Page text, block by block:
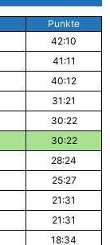
Punkte
42:10
41:11
40:12
31:21
30:22
30:22
28:24
25:27
21:31
21:31
18:34